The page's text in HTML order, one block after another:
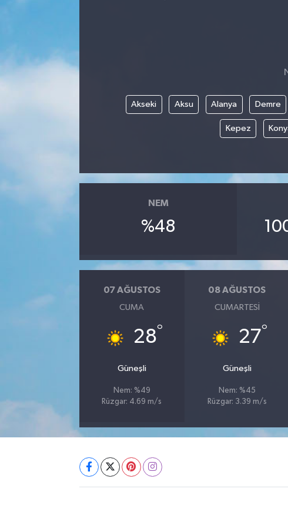
Akseki Aksu Alanya Demre
Kepez
NEM
%48
07 AĞUSTOS
CUMA
28°
Güneşli
Nem: %49
Rüzgar: 4.69 m/s
08 AĞUSTOS
CUMARTESI
27°
Güneşli
Nem: %45
Rüzgar: 3.39 m/s
Sağlık